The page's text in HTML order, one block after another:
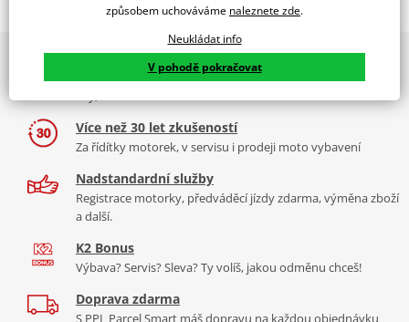
Jsme autorizovaný
Řetězová sada - Řetěz EK, řada SRO6, těsněný O-kroužkem.
Ocelové kolečko a rozeta SUPERSPROX.
Řetěz 520 SRO6
V základní kategorii řetězů do 650 ccm je 520 SRO6 nejužší a tím
pádem je nejvhodnější pro úzká vodítka řetězů sportovních endur
nebo motokrosek. Je zároveň nejlehčí a nejpevnější a jako jediný
na trhu má ZST.
KTM 390 Duke, Honda CB 500 F, Yamaha R3
2x multibrand showroom
9 značek motocyklů, servis, oblečení, doplňky i náhradní
Více než 30 let zkušeností
Za řídítky motorek, v servisu i prodeji moto vybavení
Nadstandardní služby
Registrace motorky, předváděcí jízdy zdarma, výměna zboží
a další.
K2 Bonus
Výbava? Servis? Sleva? Ty volíš, jakou odměnu chceš!
Doprava zdarma
S PPL Parcel Smart máš dopravu na každou objednávku
způsobem uchováváme naleznete zde.
Neukládat info
V pohodě pokračovat